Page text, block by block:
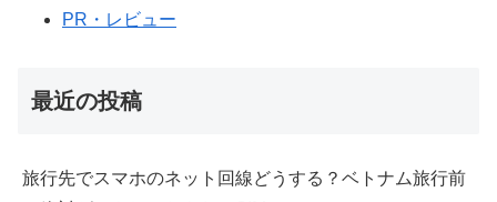
PR・レビュー
最近の投稿
旅行先でスマホのネット回線どうする？ベトナム旅行前